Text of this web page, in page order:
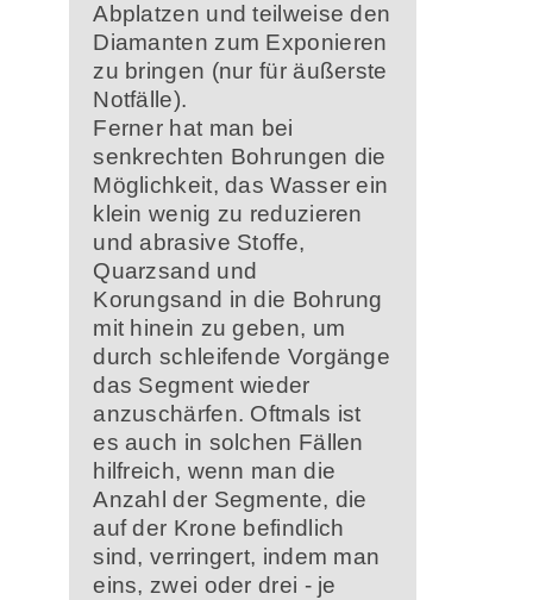
Abplatzen und teilweise den
Diamanten zum Exponieren
zu bringen (nur für äußerste
Notfälle).
Ferner hat man bei
senkrechten Bohrungen die
Möglichkeit, das Wasser ein
klein wenig zu reduzieren
und abrasive Stoffe,
Quarzsand und
Korungsand in die Bohrung
mit hinein zu geben, um
durch schleifende Vorgänge
das Segment wieder
anzuschärfen. Oftmals ist
es auch in solchen Fällen
hilfreich, wenn man die
Anzahl der Segmente, die
auf der Krone befindlich
sind, verringert, indem man
eins, zwei oder drei - je